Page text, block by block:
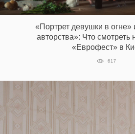
«Портрет девушки в огне»
авторства»: Что смотреть
«Еврофест» в
617